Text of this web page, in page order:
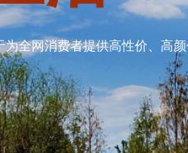
全网消费者提供高性价、高